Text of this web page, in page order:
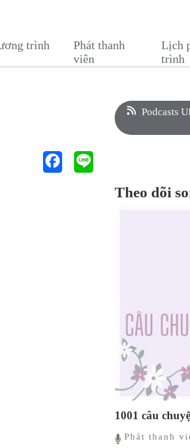
trình
Phát thanh
viên
Lịch
trình
Podcasts
Theo dõi
1001 câu
Phát thanh